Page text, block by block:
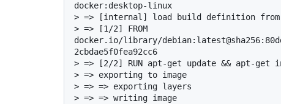
docker:desktop-linux
> => [internal] load build definition from
> => [1/2] FROM
docker.io/library/
2cbdae5f0fea92cc6
> => [2/2] RUN apt-get update && apt-
> => exporting to image
> => => exporting layers
> => => writing image